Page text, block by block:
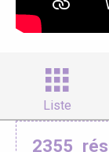
Liste
2355